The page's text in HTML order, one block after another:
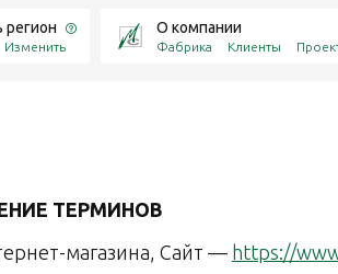
регион
Изменить
О компании
Фабрика Клиенты
ТЕРМИНОВ
магазина, Сайт — https://